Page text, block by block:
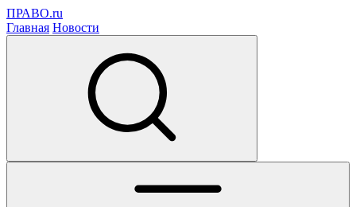
ПРАВО.ru
Главная Новости